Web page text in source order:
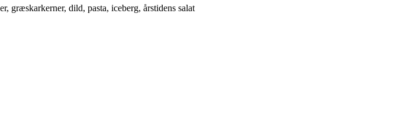
græskarkerner, dild, pasta, iceberg, årstidens salat